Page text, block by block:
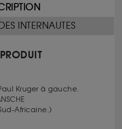
INTERNAUTES
Kruger à gauche.
Africaine.)